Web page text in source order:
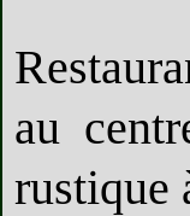
au
rustique